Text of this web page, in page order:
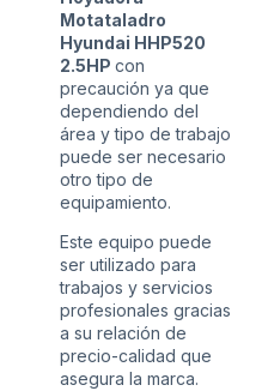
Motataladro
Hyundai HHP520
2.5HP con
precaución ya que
dependiendo del
área y tipo de trabajo
puede ser necesario
otro tipo de
equipamiento.
Este equipo puede
ser utilizado para
trabajos y servicios
profesionales gracias
a su relación de
precio-calidad que
asegura la marca.